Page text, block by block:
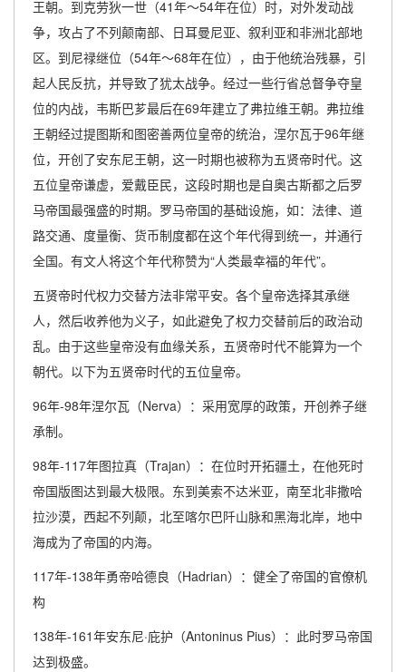
王朝。到克劳狄一世（41年～54年在位）时，对外发动战
争，攻占了不列颠南部、日耳曼尼亚、叙利亚和非洲北部地
区。到尼禄继位（54年～68年在位），由于他统治残暴，引
起人民反抗，并导致了犹太战争。经过一些行省总督争夺皇
位的内战，韦斯巴芗最后在69年建立了弗拉维王朝。弗拉维
王朝经过提图斯和图密善两位皇帝的统治，涅尔瓦于96年继
位，开创了安东尼王朝，这一时期也被称为五贤帝时代。这
五位皇帝谦虚，爱戴臣民，这段时期也是自奥古斯都之后罗
马帝国最强盛的时期。罗马帝国的基础设施，如：法律、道
路交通、度量衡、货币制度都在这个年代得到统一，并通行
全国。有文人将这个年代称赞为“人类最幸福的年代”。
五贤帝时代权力交替方法非常平安。各个皇帝选择其承继
人，然后收养他为义子，如此避免了权力交替前后的政治动
乱。由于这些皇帝没有血缘关系，五贤帝时代不能算为一个
朝代。以下为五贤帝时代的五位皇帝。
96年-98年涅尔瓦（Nerva）：采用宽厚的政策，开创养子继
承制。
98年-117年图拉真（Trajan）：在位时开拓疆土，在他死时
帝国版图达到最大极限。东到美索不达米亚，南至北非撒哈
拉沙漠，西起不列颠，北至喀尔巴阡山脉和黑海北岸，地中
海成为了帝国的内海。
117年-138年勇帝哈德良（Hadrian）：健全了帝国的官僚机
构
138年-161年安东尼·庇护（Antoninus Pius）：此时罗马帝国
达到极盛。